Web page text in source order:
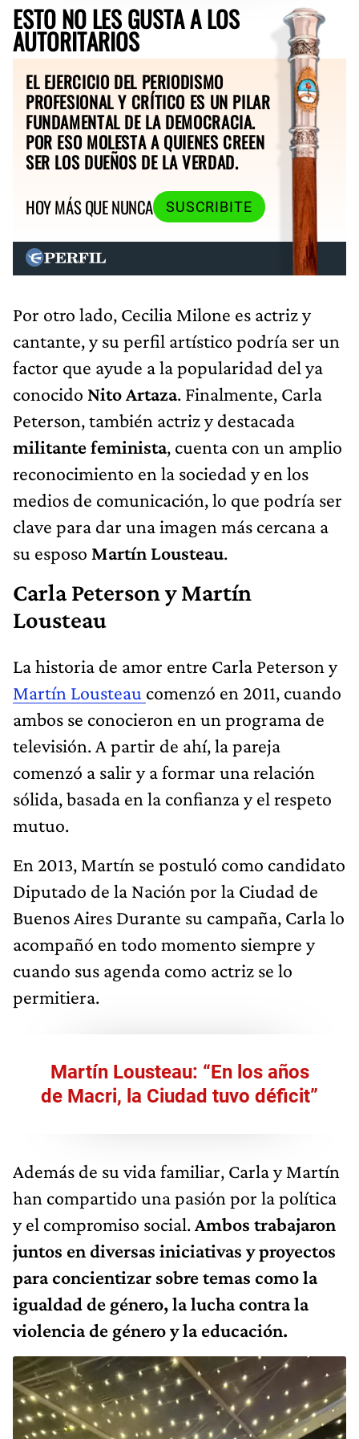
ESTO NO LES GUSTA A LOS
AUTORITARIOS
EL EJERCICIO DEL PERIODISMO
PROFESIONAL Y CRÍTICO ES UN PILAR
FUNDAMENTAL DE LA DEMOCRACIA.
POR ESO MOLESTA A QUIENES CREEN
SER LOS DUEÑOS DE LA VERDAD.
HOY MÁS QUE NUNCA
SUSCRIBITE
Por otro lado, Cecilia Milone es actriz y
cantante, y su perfil artístico podría ser un
factor que ayude a la popularidad del ya
conocido Nito Artaza. Finalmente, Carla
Peterson, también actriz y destacada
militante feminista, cuenta con un amplio
reconocimiento en la sociedad y en los
medios de comunicación, lo que podría ser
clave para dar una imagen más cercana a
su esposo Martín Lousteau.
Carla Peterson y Martín
Lousteau
La historia de amor entre Carla Peterson y
Martín Lousteau comenzó en 2011, cuando
ambos se conocieron en un programa de
televisión. A partir de ahí, la pareja
comenzó a salir y a formar una relación
sólida, basada en la confianza y el respeto
mutuo.
En 2013, Martín se postuló como candidato
Diputado de la Nación por la Ciudad de
Buenos Aires Durante su campaña, Carla lo
acompañó en todo momento siempre y
cuando sus agenda como actriz se lo
permitiera.
Martín Lousteau: “En los años
de Macri, la Ciudad tuvo déficit”
Además de su vida familiar, Carla y Martín
han compartido una pasión por la política
y el compromiso social.Ambos trabajaron
juntos en diversas iniciativas y proyectos
para concientizar sobre temas como la
igualdad de género, la lucha contra la
violencia de género y la educación.